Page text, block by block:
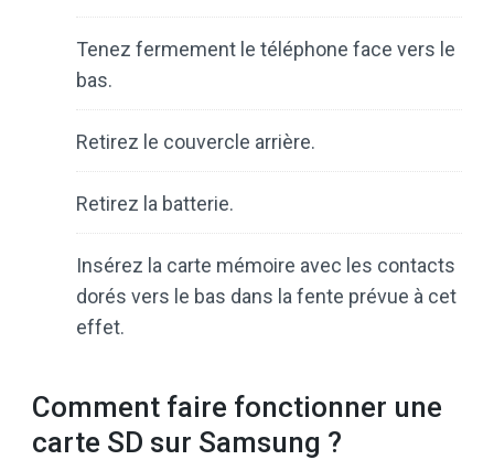
Tenez fermement le téléphone face vers le
bas.
Retirez le couvercle arrière.
Retirez la batterie.
Insérez la carte mémoire avec les contacts
dorés vers le bas dans la fente prévue à cet
effet.
Comment faire fonctionner une
carte SD sur Samsung ?